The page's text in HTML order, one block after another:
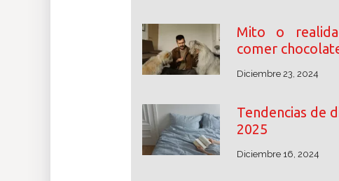
Mito o
comer
Diciembre 23, 2024
Tendencias de
2025
Diciembre 16, 2024